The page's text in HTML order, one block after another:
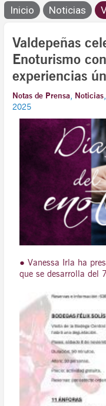
Inicio Noticias
Valdepeñas
Enoturismo
experiencias
Notas de Prensa, Noticias,
2025
● Vanessa Irla ha
que se desarrolla del